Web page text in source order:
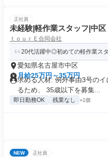
正社員
未経験|軽作業スタッフ|中区
ｔｏｕｒＥ合同会社
20代活躍中◎初めての軽作業ス
愛知県名古屋市中区
月給25万円～35万円
求める人材: 例外事由3号の
るため、 35歳以下を募集...
即日勤務OK 残業なし +1個
NEW 正社員